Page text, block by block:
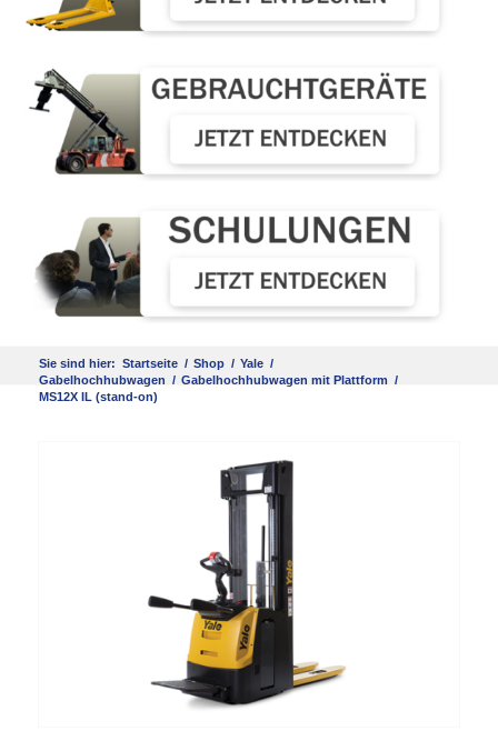
Sie sind hier: Startseite / Shop / Yale /
Gabelhochhubwagen / Gabelhochhubwagen mit Plattform /
MS12X IL (stand-on)